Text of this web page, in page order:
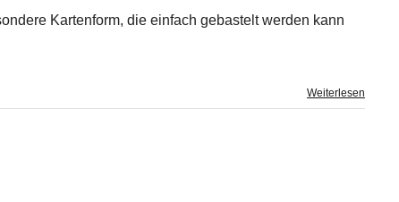
Kartenform, die einfach gebastelt werden kann
Weiterlesen